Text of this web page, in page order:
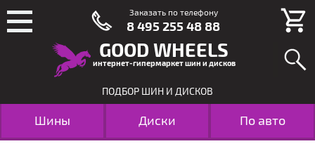
GOOD WHEELS
интернет-гипермаркет шин и дисков
ПОДБОР ШИН И ДИСКОВ
Шины Диски По авто
Заказать по телефону
8 495 255 48 88